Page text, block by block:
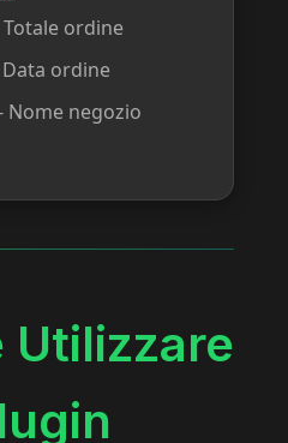
Totale ordine
ordine
Nome negozio
Utilizzare